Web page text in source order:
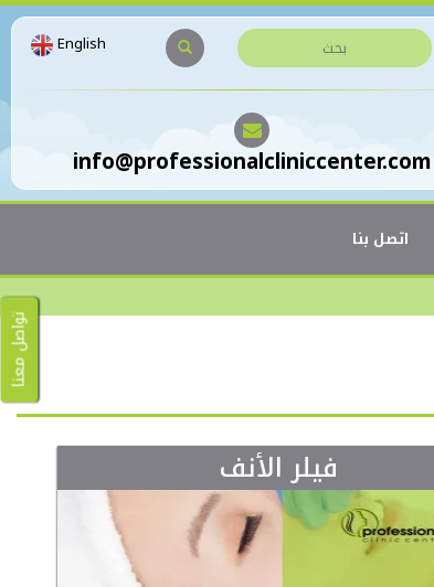
English
info@professionalcliniccenter.com
اتصل بنا
فيلر الأنف
تواصل معنا